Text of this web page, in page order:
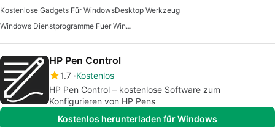
Kostenlose Gadgets Für WindowsDesktop Werkzeug
Windows Dienstprogramme Fuer Windows 10
HP Pen Control
1.7 Kostenlos
HP Pen Control – kostenlose Software zum
Konfigurieren von HP Pens
Kostenlos herunterladen für Windows